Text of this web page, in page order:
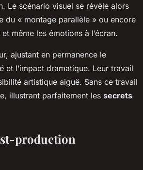
Le scénario visuel se révèle alors
du « montage parallèle » ou encore
même les émotions à l’écran.
ajustant en permanence le
et l’impact dramatique. Leur travail
artistique aiguë. Sans ce travail
illustrant parfaitement les secrets
production